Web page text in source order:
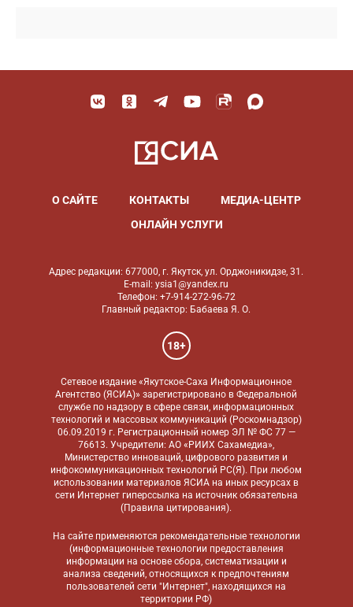
О САЙТЕ КОНТАКТЫ
МЕДИА-ЦЕНТР
ОНЛАЙН УСЛУГИ
Адрес редакции: 677000, г. Якутск, ул. Орджоникидзе, 31.
E-mail: ysia1@yandex.ru
Телефон: +7-914-272-96-72
Главный редактор: Бабаева Я. О.
18+
Сетевое издание «Якутское-Саха Информационное
Агентство (ЯСИА)» зарегистрировано в Федеральной
службе по надзору в сфере связи, информационных
технологий и массовых коммуникаций (Роскомнадзор)
06.09.2019 г. Регистрационный номер ЭЛ № ФС 77 —
76613. Учредители: АО «РИИХ Сахамедиа»,
Министерство инноваций, цифрового развития и
инфокоммуникационных технологий РС(Я). При любом
использовании материалов ЯСИА на иных ресурсах в
сети Интернет гиперссылка на источник обязательна
(Правила цитирования).
На сайте применяются рекомендательные технологии
(информационные технологии предоставления
информации на основе сбора, систематизации и
анализа сведений, относящихся к предпочтениям
пользователей сети "Интернет", находящихся на
территории РФ)